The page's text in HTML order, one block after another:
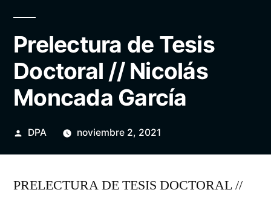
Prelectura de Tesis
Doctoral // Nicolás
Moncada García
Publicado
DPA noviembre 2, 2021
PRELECTURA DE TESIS DOCTORAL //